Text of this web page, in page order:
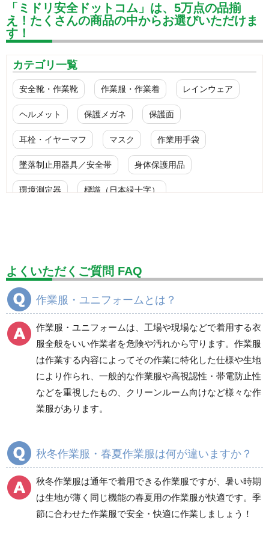
「ミドリ安全ドットコム」は、5万点の品揃
え！たくさんの商品の中からお選びいただけま
す！
カテゴリ一覧
安全靴・作業靴 作業服・作業着 レインウェア
ヘルメット 保護メガネ 保護面
耳栓・イヤーマフ マスク 作業用手袋
墜落制止用器具／安全帯 身体保護用品
環境測定器 標識（日本緑十字）
設備用品・作業補助用品 工事作業用品
分煙対策機器
電気保守用品 ワイパー クリーンルーム対策用品
防災グッズ（防災セット） 救急医療品
健康管理器具 季節商品 ウイルス対策用品
商品カテゴリ一覧
秋冬長袖
食品産業用長袖
食品産業用半袖
秋冬長袖
よくいただくご質問 FAQ
作業服・ユニフォームとは？
作業服・ユニフォームは、工場や現場などで着用する衣
服全般をいい作業者を危険や汚れから守ります。作業服
は作業する内容によってその作業に特化した仕様や生地
により作られ、一般的な作業服や高視認性・帯電防止性
などを重視したもの、クリーンルーム向けなど様々な作
業服があります。
秋冬作業服・春夏作業服は何が違いますか？
秋冬作業服は通年で着用できる作業服ですが、暑い時期
は生地が薄く同じ機能の春夏用の作業服が快適です。季
節に合わせた作業服で安全・快適に作業しましょう！